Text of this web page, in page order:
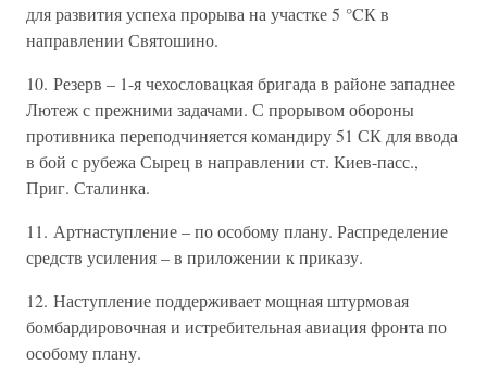
для развития успеха прорыва на участке 5 °CК в
направлении Святошино.
10. Резерв – 1-я чехословацкая бригада в районе западнее
Лютеж с прежними задачами. С прорывом обороны
противника переподчиняется командиру 51 СК для ввода
в бой с рубежа Сырец в направлении ст. Киев-пасс.,
Приг. Сталинка.
11. Артнаступление – по особому плану. Распределение
средств усиления – в приложении к приказу.
12. Наступление поддерживает мощная штурмовая
бомбардировочная и истребительная авиация фронта по
особому плану.